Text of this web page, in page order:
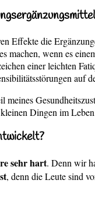
Effekte die
machen, wenn es
einer leichten
Dingen im
sehr hart. Denn wir
, denn die Leute sind